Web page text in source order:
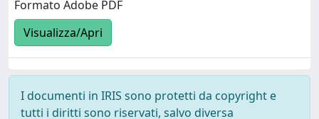
Formato Adobe PDF
Visualizza/Apri
I documenti in IRIS sono protetti da copyright e
tutti i diritti sono riservati, salvo diversa